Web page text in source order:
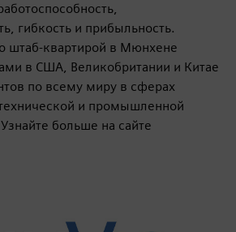
гибкость и прибыльность.
штаб-квартирой в Мюнхене
в США, Великобритании и Китае
по всему миру в сферах
и промышленной
больше на сайте